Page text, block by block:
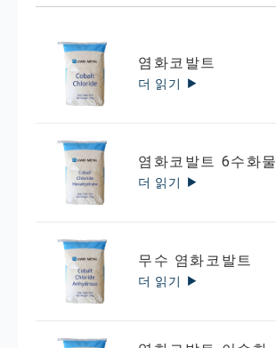
염화코발트
더 읽기
염화코발트 6수화물
더 읽기
무수 염화코발트
더 읽기